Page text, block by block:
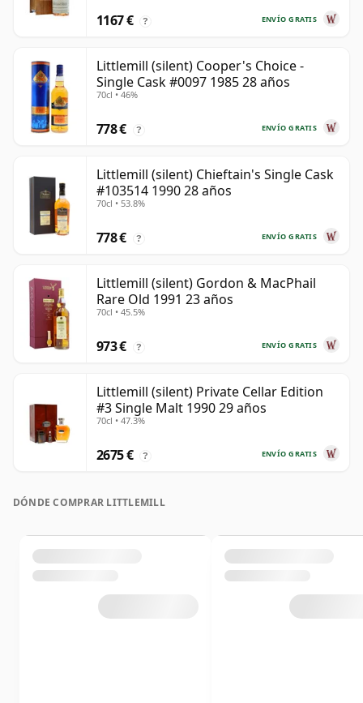
ENVÍO GRATIS
1167 € ?
Littlemill (silent) Cooper's Choice -
Single Cask #0097 1985 28 años
70cl • 46%
ENVÍO GRATIS
778 € ?
Littlemill (silent) Chieftain's Single Cask
#103514 1990 28 años
70cl • 53.8%
ENVÍO GRATIS
778 € ?
Littlemill (silent) Gordon & MacPhail
Rare Old 1991 23 años
70cl • 45.5%
ENVÍO GRATIS
973 € ?
Littlemill (silent) Private Cellar Edition
#3 Single Malt 1990 29 años
70cl • 47.3%
ENVÍO GRATIS
2675 € ?
DÓNDE COMPRAR LITTLEMILL